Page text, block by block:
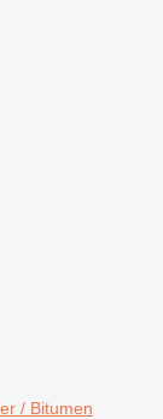
/ Bitumen